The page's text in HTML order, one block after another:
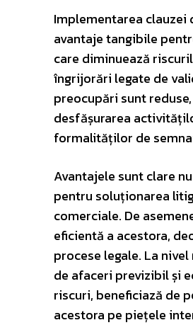
Implementarea clauzei
avantaje tangibile
care diminuează
îngrijorări legate de
preocupări sunt
desfășurarea
formalităților de
Avantajele sunt clare
pentru soluționarea
comerciale. De
eficientă a acestora,
procese legale. La
de afaceri previzibil și
riscuri, beneficiază de
acestora pe piețele